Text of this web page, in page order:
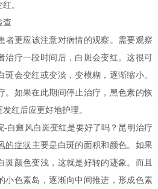
。
者更应该注意对病情的观察。需要观察
治疗一段时间后，白斑会变红。这很可
会变红或变淡，变模糊，逐渐缩小。
。如果在此期间停止治疗，黑色素的恢
红后应更好地护理。
癜风白斑变红是要好了吗？昆明治疗
的症状 主要是白斑的面积和颜色。如果
斑颜色变浅，这就是好转的迹象。而且
小色素岛，逐渐向中间推进，形成色素